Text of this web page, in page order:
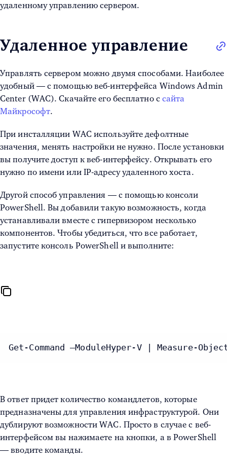
удаленному управлению сервером.
Удаленное управление
Управлять сервером можно двумя способами. Наиболее
удобный — с помощью веб-интерфейса Windows Admin
Center (WAC). Скачайте его бесплатно с сайта
Майкрософт.
При инсталляции WAC используйте дефолтные
значения, менять настройки не нужно. После установки
вы получите доступ к веб-интерфейсу. Открывать его
нужно по имени или IP-адресу удаленного хоста.
Другой способ управления — с помощью консоли
PowerShell. Вы добавили такую возможность, когда
устанавливали вместе с гипервизором несколько
компонентов. Чтобы убедиться, что все работает,
запустите консоль PowerShell и выполните:
Get-Command –ModuleHyper-V | Measure-
В ответ придет количество командлетов, которые
предназначены для управления инфраструктурой. Они
дублируют возможности WAC. Просто в случае с веб-
интерфейсом вы нажимаете на кнопки, а в PowerShell
— вводите команды.